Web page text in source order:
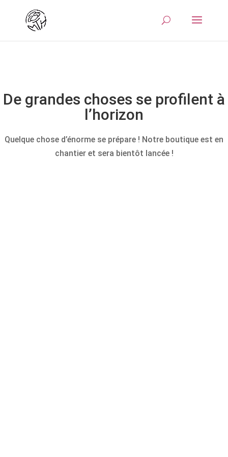
De grandes choses se profilent à
l’horizon
Quelque chose d’énorme se prépare ! Notre boutique est en
chantier et sera bientôt lancée !